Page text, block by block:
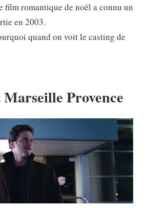
film romantique de noël a connu un
en 2003.
quand on voit le casting de
Provence